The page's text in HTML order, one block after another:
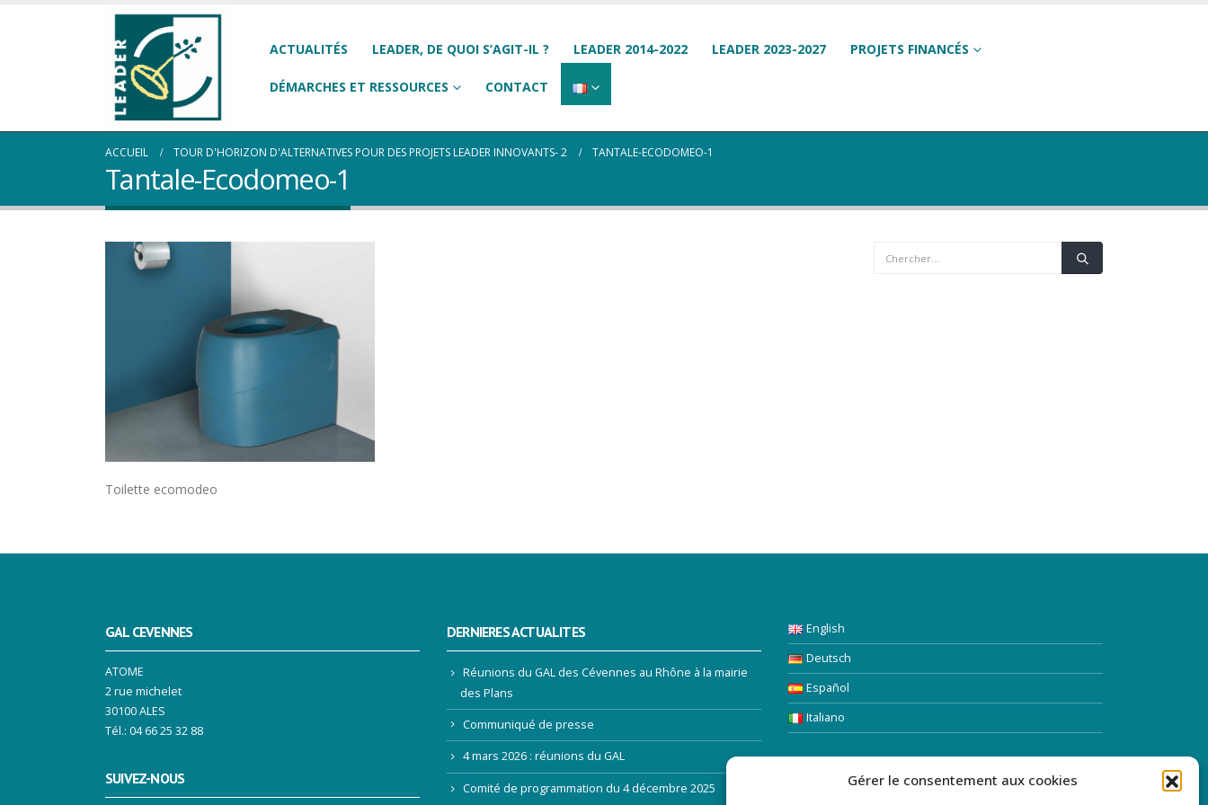
Gérer le consentement aux cookies
ACTUALITÉS LEADER, DE QUOI S’AGIT-IL ? LEADER 2014-2022 LEADER 2023-2027 PROJETS FINANCÉS
DÉMARCHES ET RESSOURCES CONTACT
ACCUEIL TOUR D'HORIZON D'ALTERNATIVES POUR DES PROJETS LEADER INNOVANTS- 2 TANTALE-ECODOMEO-1
Tantale-Ecodomeo-1
Toilette ecomodeo
GAL CEVENNES
ATOME
2 rue michelet
30100 ALES
Tél.: 04 66 25 32 88
SUIVEZ-NOUS
DERNIERES ACTUALITES
Réunions du GAL des Cévennes au Rhône à la mairie
des Plans
Communiqué de presse
4 mars 2026 : réunions du GAL
Comité de programmation du 4 décembre 2025
English
Deutsch
Español
Italiano